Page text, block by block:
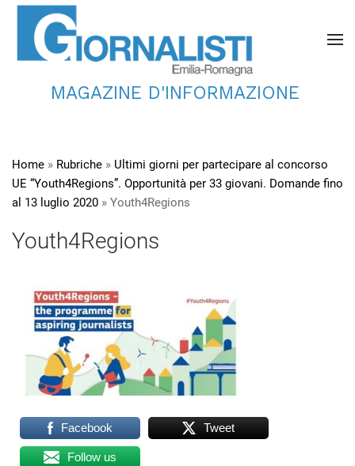
MAGAZINE D'INFORMAZIONE
Home » Rubriche » Ultimi giorni per partecipare al concorso
UE “Youth4Regions”. Opportunità per 33 giovani. Domande fino
al 13 luglio 2020 » Youth4Regions
Youth4Regions
Facebook Tweet
Follow us